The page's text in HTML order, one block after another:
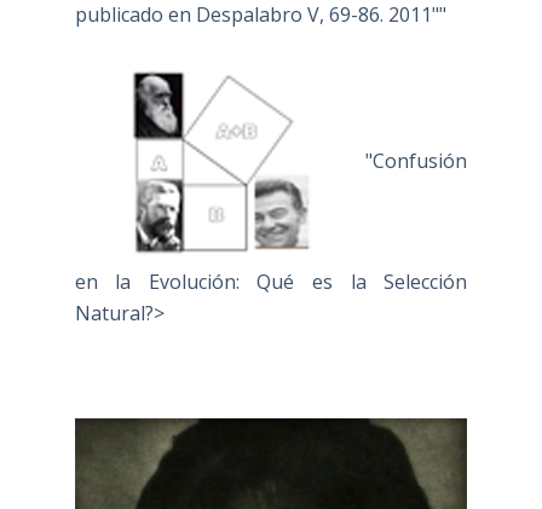
publicado en Despalabro V, 69-86. 2011""
"Confusión
en la Evolución: Qué es la Selección
Natural?>